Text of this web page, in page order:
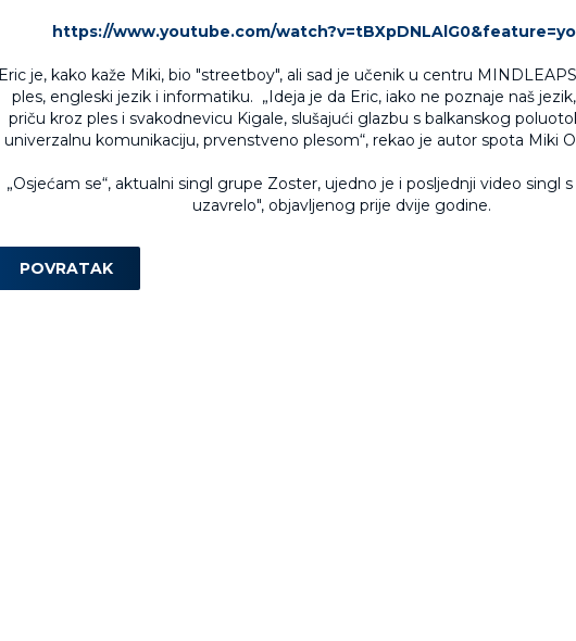
https://www.youtube.com/
Eric je, kako kaže Miki, bio "streetboy", ali sad je učenik u centru
ples, engleski jezik i informatiku. „Ideja je da Eric, iako ne poznaje naš
priču kroz ples i svakodnevicu Kigale, slušajući glazbu s balkanskog
univerzalnu komunikaciju, prvenstveno plesom“, rekao je autor spota Miki
„Osjećam se“, aktualni singl grupe Zoster, ujedno je i posljednji video singl
uzavrelo", objavljenog prije dvije godine.
POVRATAK